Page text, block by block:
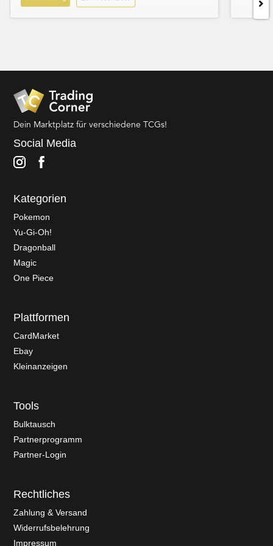
Dein Marktplatz für verschiedene TCGs!
Social Media
Kategorien
Pokemon
Yu-Gi-Oh!
Dragonball
Magic
One Piece
Plattformen
CardMarket
Ebay
Kleinanzeigen
Tools
Bulktausch
Partnerprogramm
Partner-Login
Rechtliches
Zahlung & Versand
Widerrufsbelehrung
Impressum